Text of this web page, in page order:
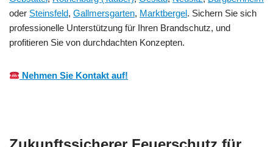
oder Steinsfeld, Gallmersgarten, Marktbergel. Sichern Sie sich
professionelle Unterstützung für Ihren Brandschutz, und
profitieren Sie von durchdachten Konzepten.
Nehmen Sie Kontakt auf!